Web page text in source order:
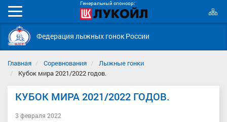
Генеральный спонсор:
Мобильное
меню
Федерация лыжных гонок России
Главная Соревнования
Лыжные гонки
Кубок мира 2021/2022 годов.
КУБОК МИРА 2021/2022 ГОДОВ.
3 февраля 2022